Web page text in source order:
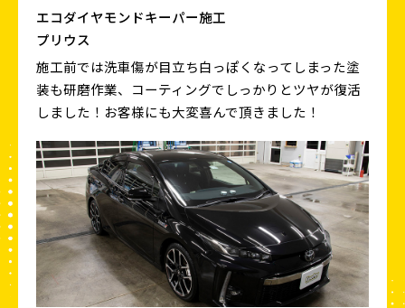
エコダイヤモンドキーパー施工
プリウス
施工前では洗車傷が目立ち白っぽくなってしまった塗
装も研磨作業、コーティングでしっかりとツヤが復活
しました！お客様にも大変喜んで頂きました！